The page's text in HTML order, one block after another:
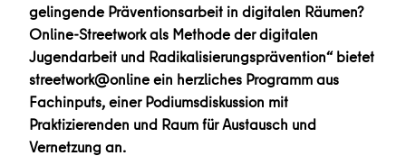
gelingende Präventionsarbeit in digitalen Räumen?
Online-Streetwork als Methode der digitalen
Jugendarbeit und Radikalisierungsprävention“ bietet
streetwork@online ein herzliches Programm aus
Fachinputs, einer Podiumsdiskussion mit
Praktizierenden und Raum für Austausch und
Vernetzung an.